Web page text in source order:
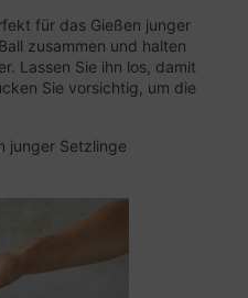
für das Gießen junger
zusammen und halten
Lassen Sie ihn los, damit
Sie vorsichtig, um die
junger Setzlinge